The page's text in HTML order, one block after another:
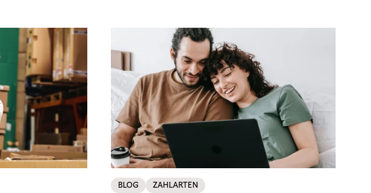
(DSGVO) – geraten viele Unternehmen an die
Grenzen traditioneller Compliance-Mechanismen.
BLOG ZAHLARTEN